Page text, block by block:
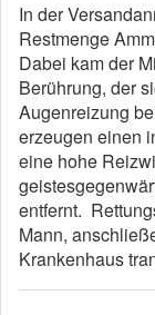
In der
Restmenge
Dabei kam der
Berührung, der
Augenreizung
erzeugen einen
eine hohe
entfernt.
Mann,
Krankenhaus